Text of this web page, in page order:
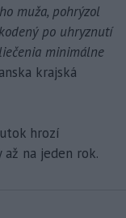
muža, pohrýzol
po uhryznutí
minimálne
krajská
hrozí
na jeden rok.